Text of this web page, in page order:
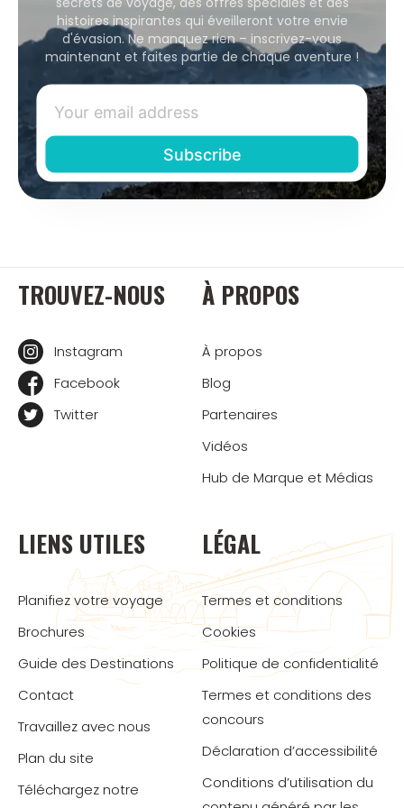
histoires inspirantes qui éveilleront votre envie
d'évasion. Ne manquez rien – inscrivez-vous
maintenant et faites partie de chaque aventure !
TROUVEZ-NOUS
Instagram
Facebook
Twitter
À PROPOS
À propos
Blog
Partenaires
Vidéos
Hub de Marque et Médias
LIENS UTILES
Planifiez votre voyage
Brochures
Guide des Destinations
Contact
Travaillez avec nous
Plan du site
Téléchargez notre
LÉGAL
Termes et conditions
Cookies
Politique de confidentialité
Termes et conditions des
concours
Déclaration d’accessibilité
Conditions d’utilisation du